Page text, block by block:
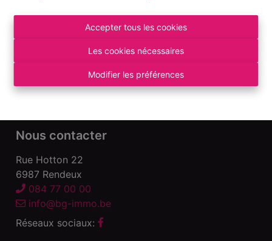
Accepter tous les cookies
Les cookies nécessaires
Modifier les préférences
Autorité de surveillance:
du Luxembourg 16 B – 1000 Bruxelles. Sous
des devoirs de l\'agent immobilier
Déclaration de confidentialité-Conditions
Nous contacter
Rue Hotton 22
6987 Rendeux
084 77 00 00
info@bg-immo.be
Réseaux sociaux: